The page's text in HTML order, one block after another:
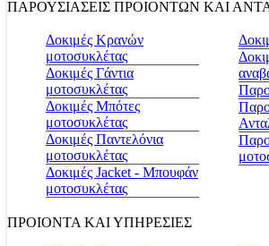
ΠΑΡΟΥΣΙΑΣΕΙΣ ΠΡΟΙΟΝΤΩΝ ΚΑΙ
Δοκιμές Κρανών
μοτοσυκλέτας
Δοκιμές Γάντια
μοτοσυκλέτας
Δοκιμές Μπότες
μοτοσυκλέτας
Δοκιμές Παντελόνια
μοτοσυκλέτας
Δοκιμές Jacket - Μπουφάν
μοτοσυκλέτας
ΠΡΟΙΟΝΤΑ ΚΑΙ ΥΠΗΡΕΣΙΕΣ